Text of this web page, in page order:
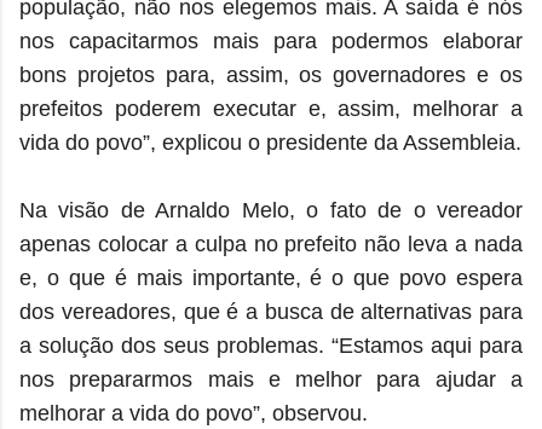
população, não nos elegemos mais. A saída é nós
nos capacitarmos mais para podermos elaborar
bons projetos para, assim, os governadores e os
prefeitos poderem executar e, assim, melhorar a
vida do povo”, explicou o presidente da Assembleia.
Na visão de Arnaldo Melo, o fato de o vereador
apenas colocar a culpa no prefeito não leva a nada
e, o que é mais importante, é o que povo espera
dos vereadores, que é a busca de alternativas para
a solução dos seus problemas. “Estamos aqui para
nos prepararmos mais e melhor para ajudar a
melhorar a vida do povo”, observou.